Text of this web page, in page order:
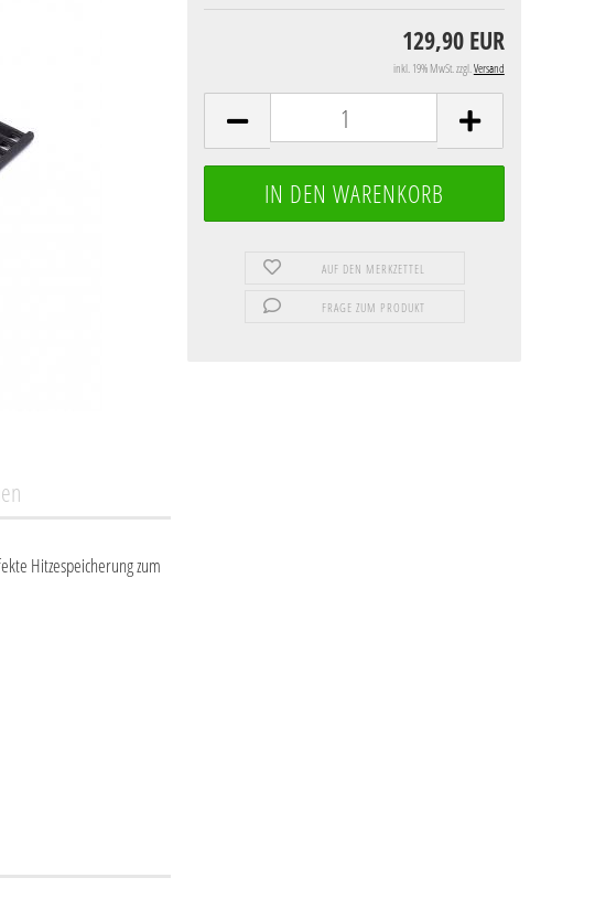
129,90 EUR
inkl. 19% MwSt. zzgl.Versand
AUF DEN MERKZETTEL
FRAGE ZUM PRODUKT
Hitzespeicherung zum